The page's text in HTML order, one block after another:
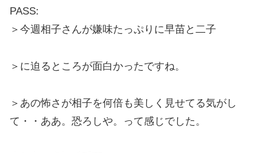
PASS:
＞今週相子さんが嫌味たっぷりに早苗と二子
＞に迫るところが面白かったですね。
＞あの怖さが相子を何倍も美しく見せてる気がし
て・・ああ。恐ろしや。って感じでした。